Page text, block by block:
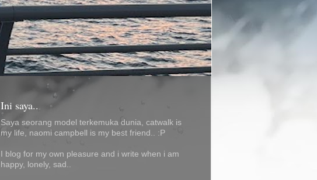
Ini saya..
Saya seorang model terkemuka dunia, catwalk is
my life, naomi campbell is my best friend.. :P
I blog for my own pleasure and i write when i am
happy, lonely, sad..